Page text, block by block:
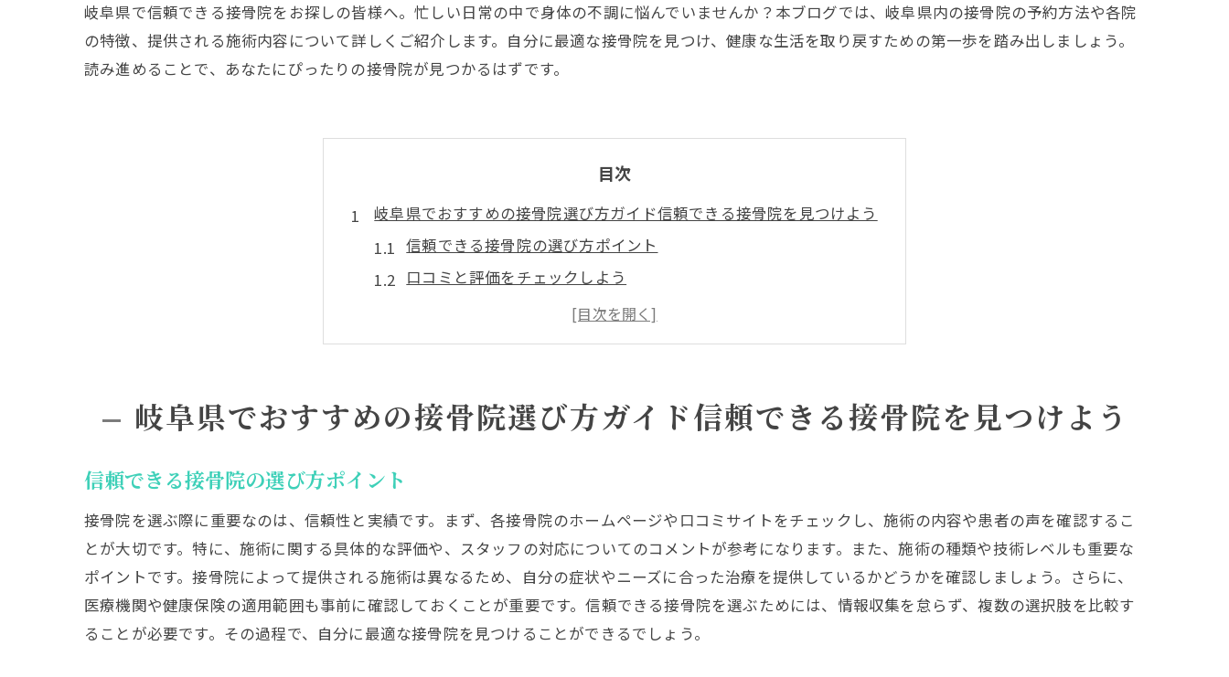
岐阜県で信頼できる接骨院をお探しの皆様へ。忙しい日常の中で身体の不調に悩んでいませんか？本ブログでは、岐阜県内の接骨院の予約方法や各院
の特徴、提供される施術内容について詳しくご紹介します。自分に最適な接骨院を見つけ、健康な生活を取り戻すための第一歩を踏み出しましょう。
読み進めることで、あなたにぴったりの接骨院が見つかるはずです。
目次
岐阜県でおすすめの接骨院選び方ガイド信頼できる接骨院を見つけよう
信頼できる接骨院の選び方ポイント
口コミと評価をチェックしよう
アクセスの良さを確認
施設の清潔さとスタッフの対応
接骨院予約のポイント岐阜県で効率よく予約する方法
早期予約のメリット
キャンセルポリシーを確認しよう
予約前に知っておきたいこと
予約時の質問事項リスト
岐阜県でおすすめの接骨院選び方ガイド信頼できる接骨院を見つけよう
信頼できる接骨院の選び方ポイント
接骨院を選ぶ際に重要なのは、信頼性と実績です。まず、各接骨院のホームページや口コミサイトをチェックし、施術の内容や患者の声を確認するこ
とが大切です。特に、施術に関する具体的な評価や、スタッフの対応についてのコメントが参考になります。また、施術の種類や技術レベルも重要な
ポイントです。接骨院によって提供される施術は異なるため、自分の症状やニーズに合った治療を提供しているかどうかを確認しましょう。さらに、
医療機関や健康保険の適用範囲も事前に確認しておくことが重要です。信頼できる接骨院を選ぶためには、情報収集を怠らず、複数の選択肢を比較す
ることが必要です。その過程で、自分に最適な接骨院を見つけることができるでしょう。